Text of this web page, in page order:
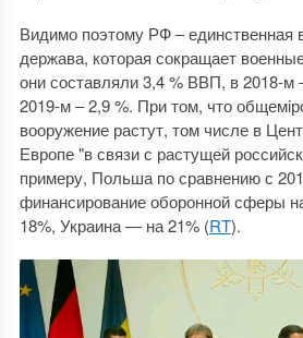
Видимо поэтому РФ ‒ единственная
держава, которая сокращает
они составляли 3,4 % ВВП, в 2018-м
2019-м ‒ 2,9 %. При том, что
вооружение растут, том числе в
Европе "в связи с растущей
примеру, Польша по сравнению с
финансирование оборонной сферы
18%, Украина — на 21% (RT).